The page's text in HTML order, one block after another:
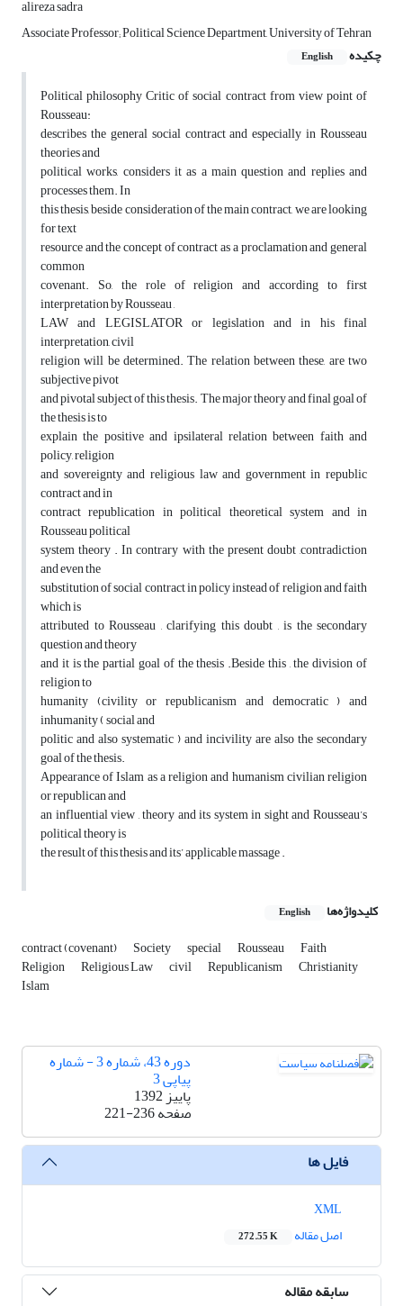
alireza sadra
Associate Professor; Political Science Department, University of Tehran
چکیده
English
Political philosophy Critic of social contract from view point of
Rousseau:
describes the general social contract and especially in Rousseau
theories and
political works, considers it as a main question and replies and
processes them. In
this thesis, beside consideration of the main contract, we are looking
for text
resource and the concept of contract as a proclamation and general
common
covenant. So, the role of religion and according to first
interpretation by Rousseau ,
LAW and LEGISLATOR or legislation and in his final
interpretation, civil
religion will be determined. The relation between these, are two
subjective pivot
and pivotal subject of this thesis. The major theory and final goal of
the thesis is to
explain the positive and ipsilateral relation between faith and
policy, religion
and sovereignty and religious law and government in republic
contract and in
contract republication in political theoretical system and in
Rousseau political
system theory . In contrary with the present doubt ,contradiction
and even the
substitution of social contract in policy instead of religion and faith
which is
attributed to Rousseau , clarifying this doubt , is the secondary
question and theory
and it is the partial goal of the thesis .Beside this , the division of
religion to
humanity (civility or republicanism and democratic ) and
inhumanity ( social and
politic and also systematic ) and incivility are also the secondary
goal of the thesis.
Appearance of Islam as a religion and humanism civilian religion
or republican and
an influential view , theory and its system in sight and Rousseau’s
political theory is
the result of this thesis and its’ applicable massage .
کلیدواژه‌ها English
contract (covenant) Society special Rousseau Faith
Religion Religious Law civil Republicanism Christianity
Islam
دوره 43، شماره 3 - شماره
پیاپی 3
پاییز 1392
صفحه221-236
فایل ها
اصل مقاله
272.55 K
سابقه مقاله